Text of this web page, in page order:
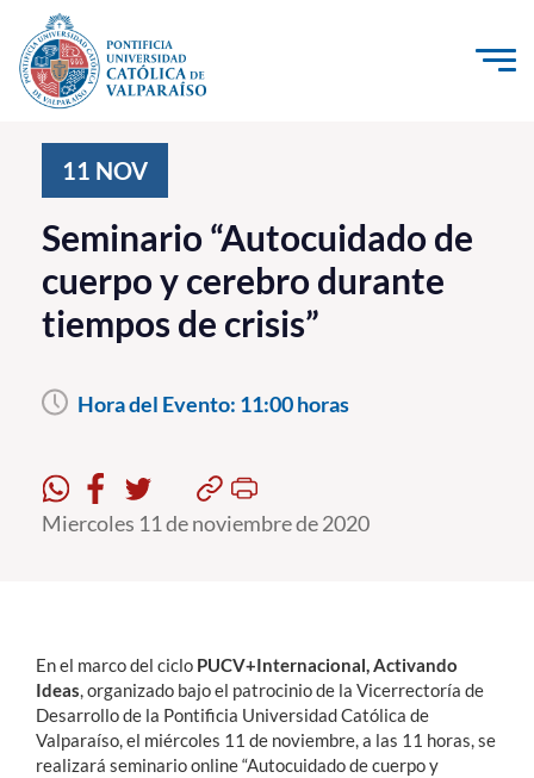
Click acá para ir directamente al contenido
Investigación, Creación e Innovación
PUCV Internacional
Vinculación con el Medio
Postgrado
Formación Continua
Funcionarios
Alumni
11 NOV
Seminario “Autocuidado de
cuerpo y cerebro durante
tiempos de crisis”
Hora del Evento: 11:00 horas
Miercoles 11 de noviembre de 2020
En el marco del ciclo PUCV+Internacional, Activando
Ideas, organizado bajo el patrocinio de la Vicerrectoría de
Desarrollo de la Pontificia Universidad Católica de
Valparaíso, el miércoles 11 de noviembre, a las 11 horas, se
realizará seminario online “Autocuidado de cuerpo y